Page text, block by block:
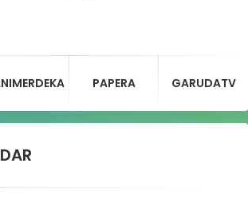
PAPERA GARUDATV